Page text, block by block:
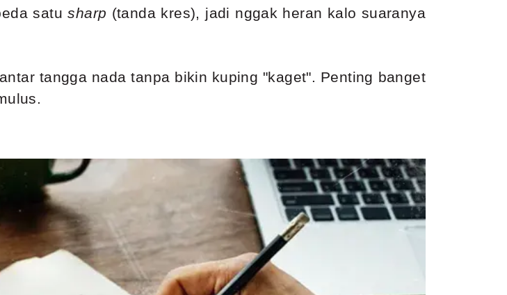
satusharp (tanda kres), jadi nggak heran kalo suaranya
tangga nada tanpa bikin kuping "kaget". Penting banget